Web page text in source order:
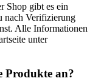
Shop gibt es ein
nach Verifizierung
Alle Informationen
unter
Produkte an?